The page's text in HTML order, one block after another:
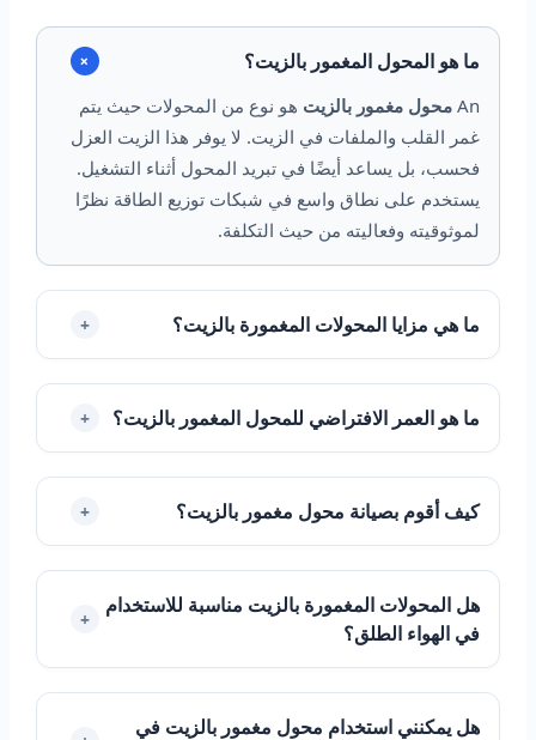
ما هو المحول المغمور بالزيت؟ +
An محول مغمور بالزيت هو نوع من المحولات حيث يتم
غمر القلب والملفات في الزيت. لا يوفر هذا الزيت العزل
فحسب، بل يساعد أيضًا في تبريد المحول أثناء التشغيل.
يستخدم على نطاق واسع في شبكات توزيع الطاقة نظرًا
لموثوقيته وفعاليته من حيث التكلفة.
ما هي مزايا المحولات المغمورة بالزيت؟ +
ما هو العمر الافتراضي للمحول المغمور بالزيت؟ +
كيف أقوم بصيانة محول مغمور بالزيت؟ +
هل المحولات المغمورة بالزيت مناسبة للاستخدام
في الهواء الطلق؟
+
هل يمكنني استخدام محول مغمور بالزيت في